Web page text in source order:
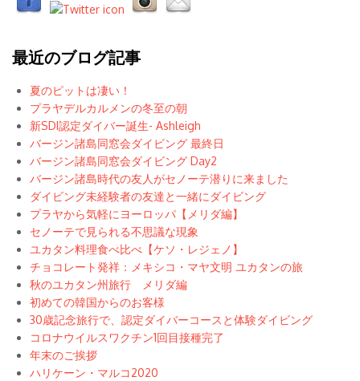
最近のブログ記事
夏のピットは凄い！
プラヤデルカルメンの冬至の朝
新SDI認定ダイバー誕生- Ashleigh
バージン諸島同窓会ダイビング 最終日
バージン諸島同窓会ダイビング Day2
バージン諸島時代の友人がセノーテ潜りに来ました
ダイビング未経験者の友達と一緒にダイビング
プラヤから気軽にヨーロッパ【メリダ編】
セノーテで見られる不思議な現象
ユカタン料理食べ比べ【ケソ・レジェノ】
チョコレート発祥：メキシコ・マヤ文明 ユカタンの旅
秋のユカタン州旅行 メリダ編
初めての韓国からのお客様
30歳記念旅行で、認定ダイバーコースと体験ダイビング
コロナウイルスワクチン1回目接種完了
年末のご挨拶
ハリケーン・マルコ2020